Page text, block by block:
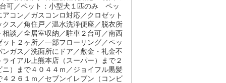
可／ペット：小型犬１匹のみ ペッ
コン／ガスコンロ対応／クロゼット
ス／角住戸／温水洗浄便座／脱衣所
談／全居室収納／駐車２台可／南西
ト２ヶ所／一部フローリング／ペッ
ガス／洗面所にドア／敷金・礼金不
イアル上熊本店（スーパー）まで２
）まで４０４４ｍ／ジョイフル黒髪
２６１ｍ／セブンイレブン（コンビ